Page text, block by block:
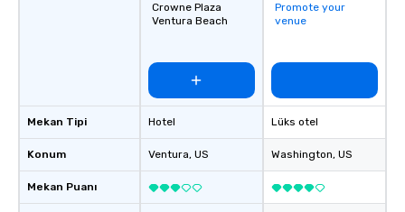
Mekan Tipi
Konum
Mekan Puanı
Crowne Plaza
Ventura Beach
Hotel
Ventura, US
Promote your
venue
Lüks otel
Washington, US